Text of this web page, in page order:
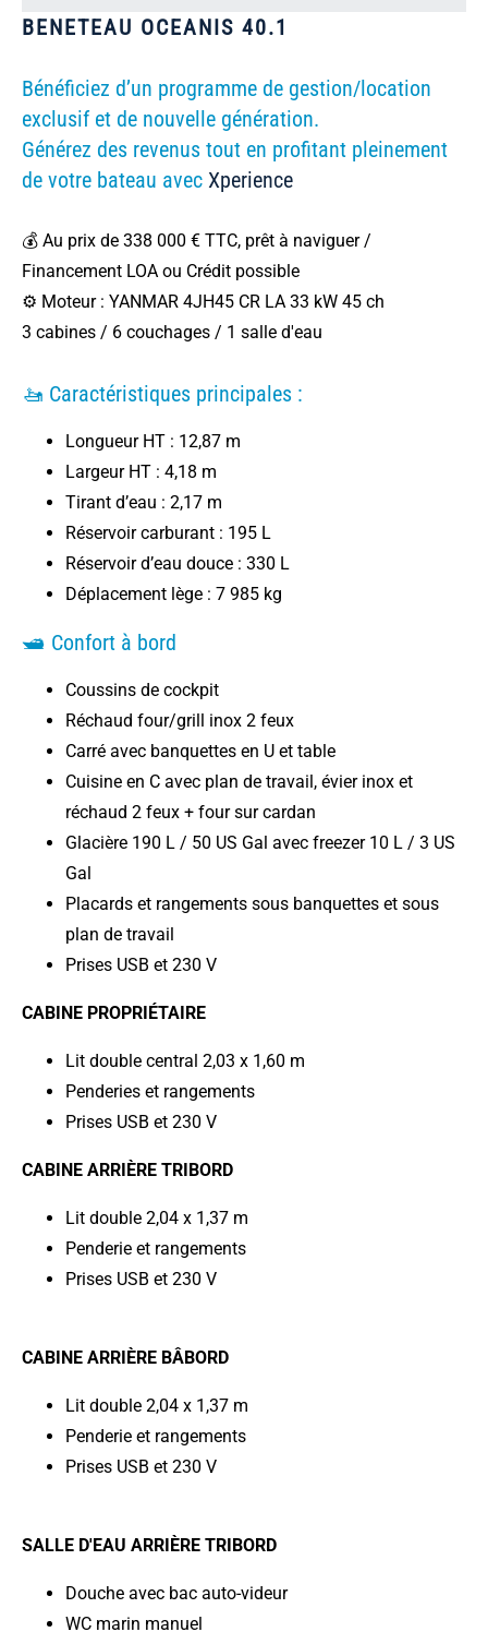
BENETEAU OCEANIS 40.1
Bénéficiez d’un programme de gestion/location
exclusif et de nouvelle génération.
Générez des revenus tout en profitant pleinement
de votre bateau avec Xperience
💰 Au prix de 338 000 € TTC, prêt à naviguer /
Financement LOA ou Crédit possible
⚙️ Moteur : YANMAR 4JH45 CR LA 33 kW 45 ch
3 cabines / 6 couchages / 1 salle d'eau
🚤 Caractéristiques principales :
Longueur HT : 12,87 m
Largeur HT : 4,18 m
Tirant d’eau : 2,17 m
Réservoir carburant : 195 L
Réservoir d’eau douce : 330 L
Déplacement lège : 7 985 kg
🛥️ Confort à bord
Coussins de cockpit
Réchaud four/grill inox 2 feux
Carré avec banquettes en U et table
Cuisine en C avec plan de travail, évier inox et
réchaud 2 feux + four sur cardan
Glacière 190 L / 50 US Gal avec freezer 10 L / 3 US
Gal
Placards et rangements sous banquettes et sous
plan de travail
Prises USB et 230 V
CABINE PROPRIÉTAIRE
Lit double central 2,03 x 1,60 m
Penderies et rangements
Prises USB et 230 V
CABINE ARRIÈRE TRIBORD
Lit double 2,04 x 1,37 m
Penderie et rangements
Prises USB et 230 V
CABINE ARRIÈRE BÂBORD
Lit double 2,04 x 1,37 m
Penderie et rangements
Prises USB et 230 V
SALLE D'EAU ARRIÈRE TRIBORD
Douche avec bac auto-videur
WC marin manuel